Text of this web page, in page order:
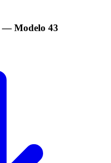
— Modelo 43